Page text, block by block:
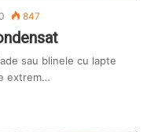
847
sau blinele cu lapte
extrem…